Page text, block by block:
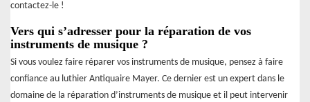
contactez-le !
Vers qui s’adresser pour la réparation de vos
instruments de musique ?
Si vous voulez faire réparer vos instruments de musique, pensez à faire
confiance au luthier Antiquaire Mayer. Ce dernier est un expert dans le
domaine de la réparation d’instruments de musique et il peut intervenir